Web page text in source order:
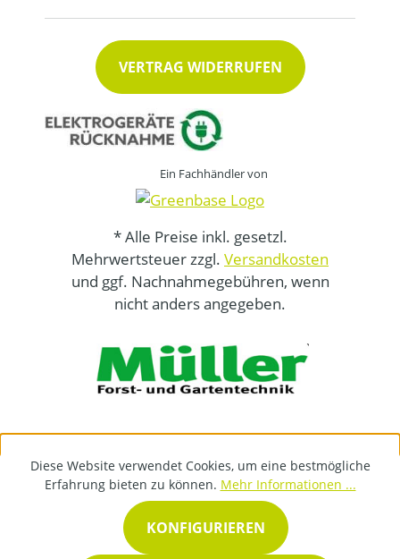
VERTRAG WIDERRUFEN
Ein Fachhändler von
* Alle Preise inkl. gesetzl.
Mehrwertsteuer zzgl. Versandkosten
und ggf. Nachnahmegebühren, wenn
nicht anders angegeben.
Diese Website verwendet Cookies, um eine bestmögliche
Erfahrung bieten zu können. Mehr Informationen ...
KONFIGURIEREN